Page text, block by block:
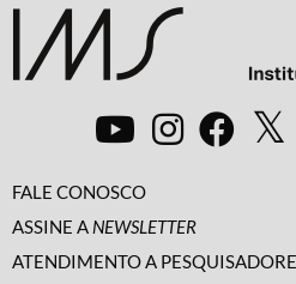
FALE CONOSCO
ASSINE A NEWSLETTER
ATENDIMENTO A